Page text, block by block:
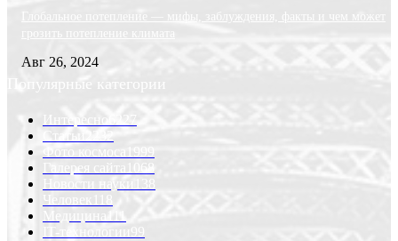
Глобальное потепление — мифы, заблуждения, факты и чем может
грозить потепление климата
Авг 26, 2024
Популярные категории
Интересно
6227
Статьи
Фото космоса
1999
Галерея сайта
1068
Новости науки
Человек
118
Медицина
IT-технологии99